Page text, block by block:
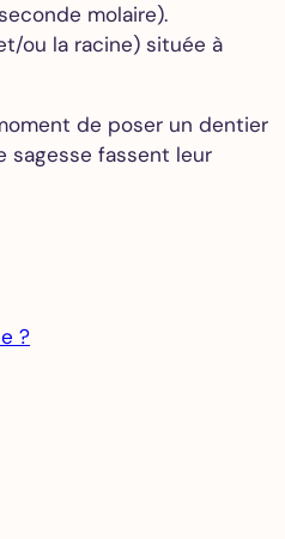
molaire).
ou la racine) située à
de poser un dentier
sagesse fassent leur
?